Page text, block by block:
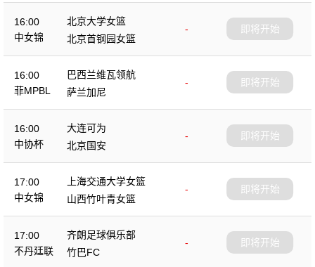
16:00
中女锦
北京大学女篮
-
北京首钢园女篮
即将开始
16:00
菲MPBL
巴西兰维瓦领航
-
萨兰加尼
即将开始
16:00
中协杯
大连可为
-
北京国安
即将开始
17:00
中女锦
上海交通大学女篮
-
山西竹叶青女篮
即将开始
17:00
不丹廷联
齐朗足球俱乐部
-
竹巴FC
即将开始